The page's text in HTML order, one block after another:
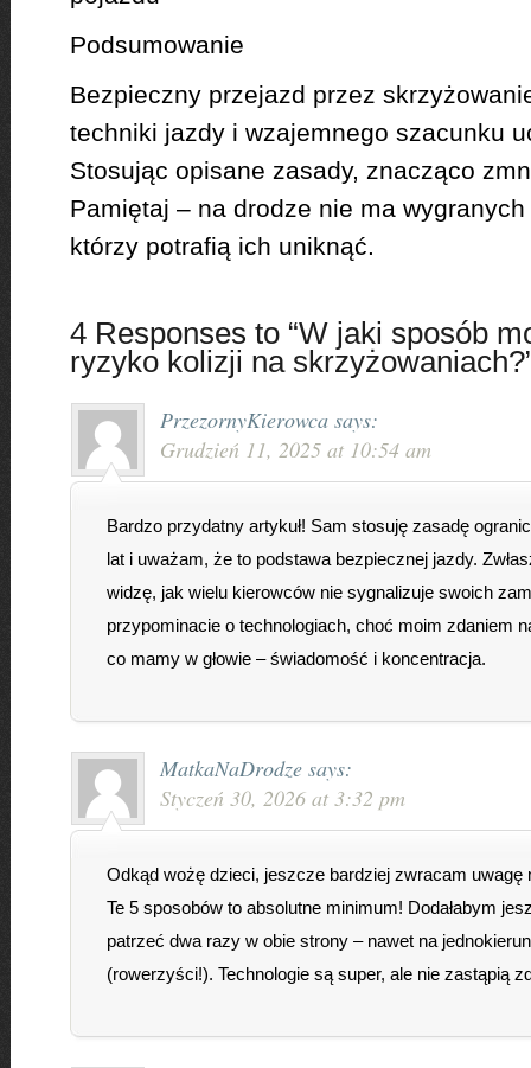
Podsumowanie
Bezpieczny przejazd przez
techniki jazdy i wzajemnego szacunku
Stosując opisane zasady, znacząco
Pamiętaj – na drodze nie ma
którzy potrafią ich uniknąć.
4 Responses to “W jaki sposób
ryzyko kolizji na
PrzezornyKierowca says:
Grudzień 11, 2025 at 10:54 am
Bardzo przydatny artykuł! Sam stosuję zasadę
lat i uważam, że to podstawa bezpiecznej jazdy.
widzę, jak wielu kierowców nie sygnalizuje swoich
przypominacie o technologiach, choć moim zdaniem
co mamy w głowie – świadomość i koncentracja.
MatkaNaDrodze says:
Styczeń 30, 2026 at 3:32 pm
Odkąd wożę dzieci, jeszcze bardziej zwracam uwagę
Te 5 sposobów to absolutne minimum! Dodałabym
patrzeć dwa razy w obie strony – nawet na
(rowerzyści!). Technologie są super, ale nie zastąpią